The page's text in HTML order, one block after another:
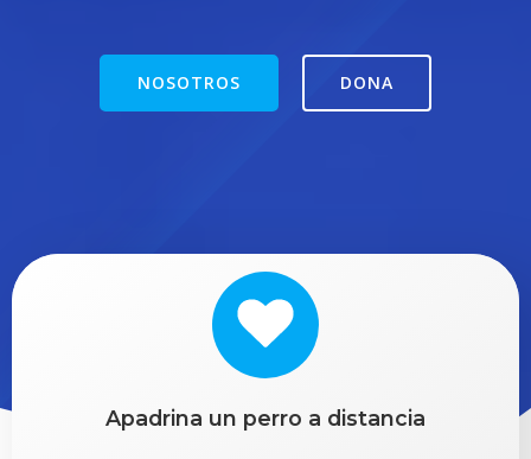
NOSOTROS DONA
Apadrina un perro a distancia